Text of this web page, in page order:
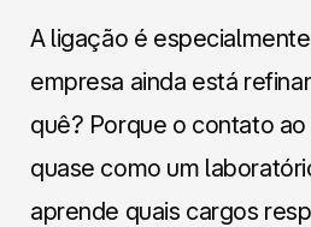
A ligação é
empresa ainda está
quê? Porque o contato
quase como um
aprende quais cargos